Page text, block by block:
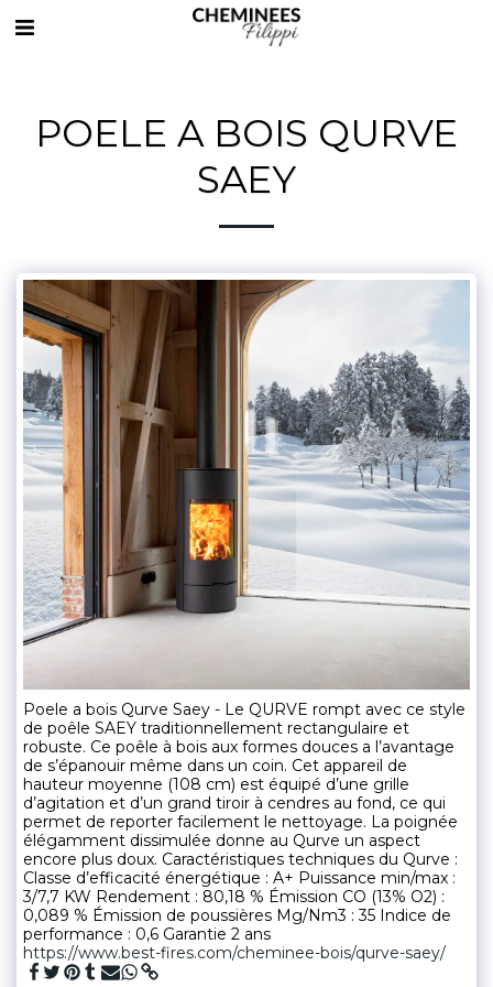
POELE A BOIS QURVE
SAEY
Poele a bois Qurve Saey - Le QURVE rompt avec ce style
de poêle SAEY traditionnellement rectangulaire et
robuste. Ce poêle à bois aux formes douces a l’avantage
de s’épanouir même dans un coin. Cet appareil de
hauteur moyenne (108 cm) est équipé d’une grille
d’agitation et d’un grand tiroir à cendres au fond, ce qui
permet de reporter facilement le nettoyage. La poignée
élégamment dissimulée donne au Qurve un aspect
encore plus doux. Caractéristiques techniques du Qurve :
Classe d’efficacité énergétique : A+ Puissance min/max :
3/7,7 KW Rendement : 80,18 % Émission CO (13% O2) :
0,089 % Émission de poussières Mg/Nm3 : 35 Indice de
performance : 0,6 Garantie 2 ans
https://www.best-fires.com/cheminee-bois/qurve-saey/